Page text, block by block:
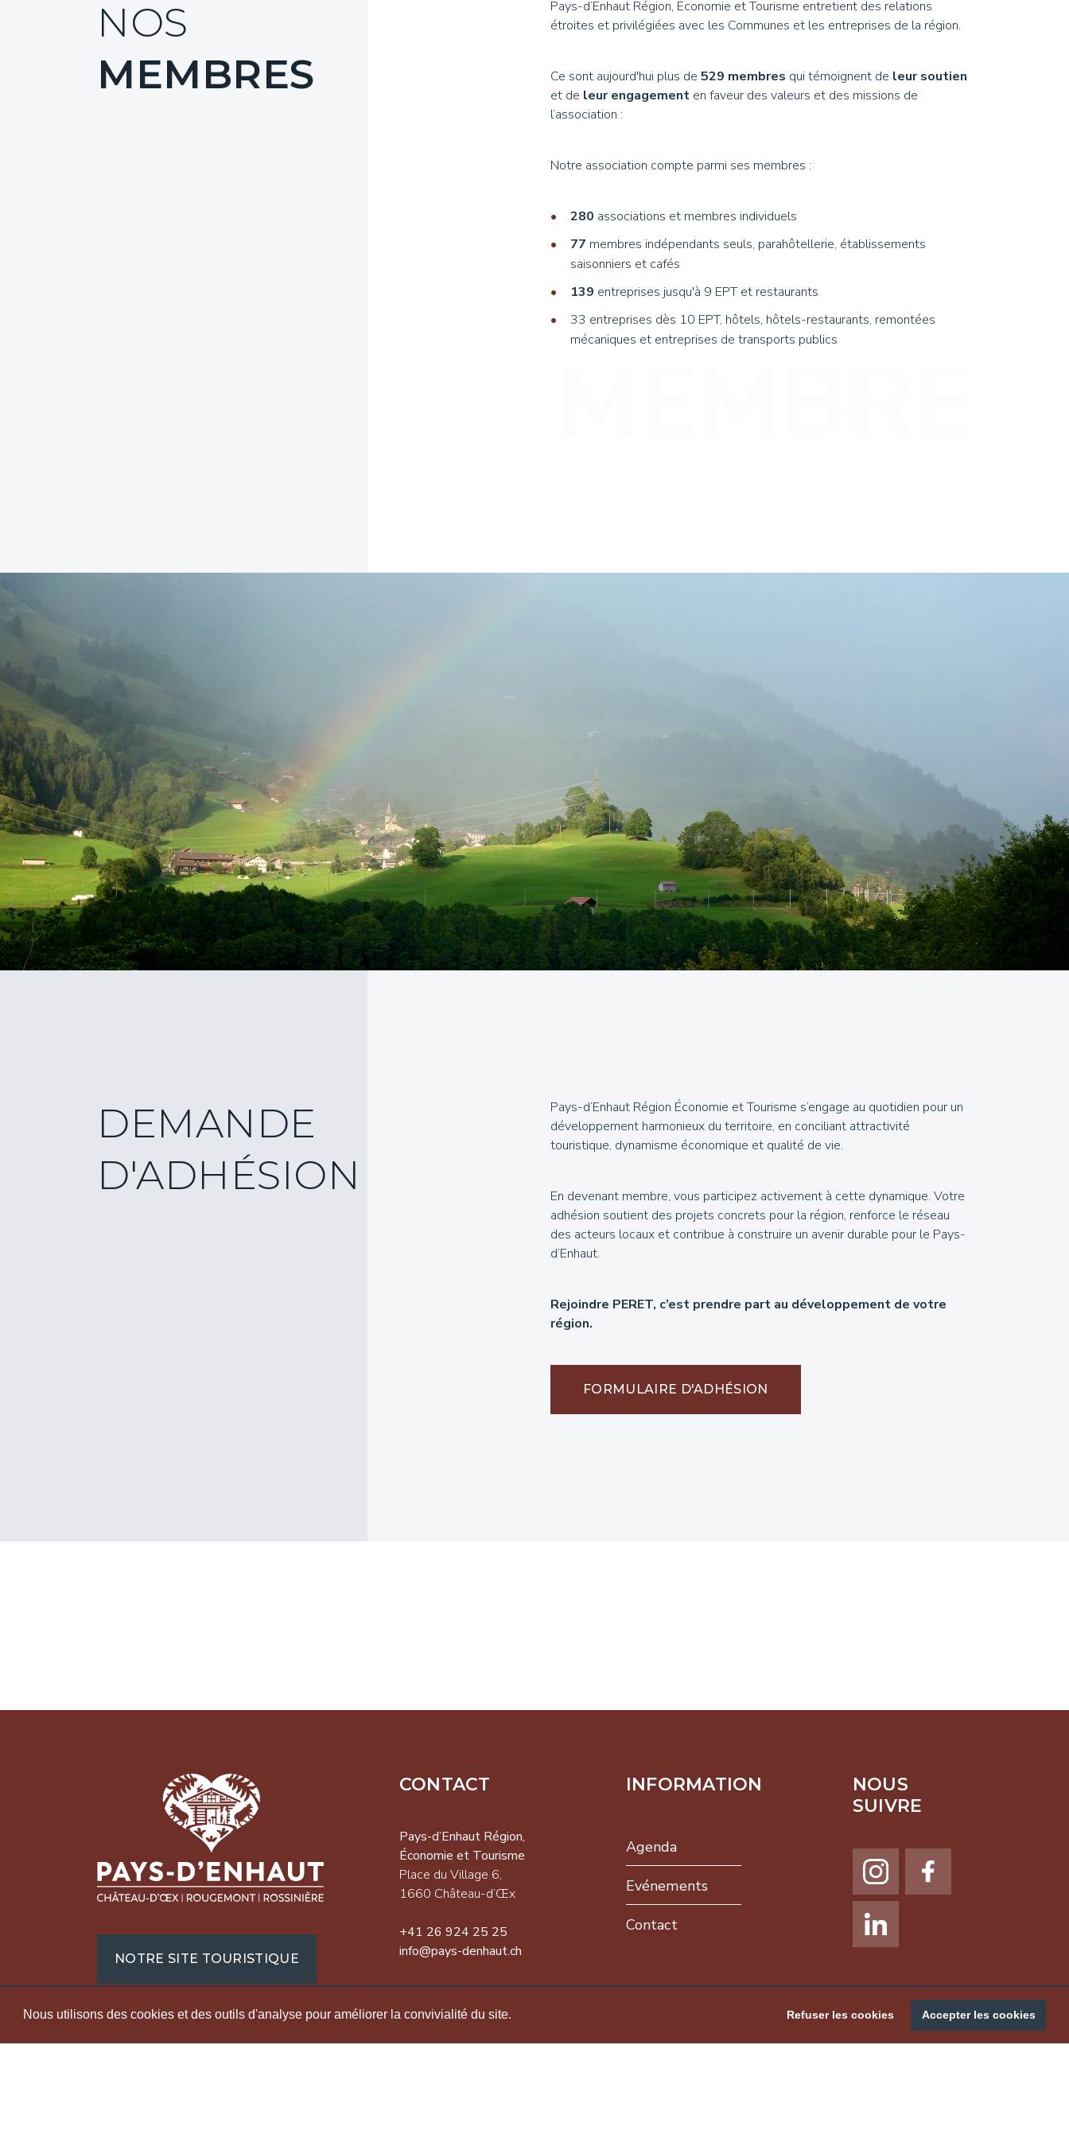
Nous utilisons des cookies et des outils d'analyse pour améliorer la convivialité du site. Refuser les cookies Accepter les cookies
Économie et
Place du Village 6,
+41 26 924 25 25
denhaut.ch
NEWSLETTER NOUS SUIVRE
NOS
MEMBRES
Pays-d’Enhaut Région, Économie et Tourisme entretient des relations
étroites et privilégiées avec les Communes et les entreprises de la région.
Ce sont aujourd'hui plus de 529 membres qui témoignent de leur soutien
et de leur engagement en faveur des valeurs et des missions de
l’association :
Notre association compte parmi ses membres :
280 associations et membres individuels
77 membres indépendants seuls, parahôtellerie, établissements
saisonniers et cafés
139 entreprises jusqu'à 9 EPT et restaurants
33 entreprises dès 10 EPT, hôtels, hôtels-restaurants, remontées
mécaniques et entreprises de transports publics
DEMANDE
D'ADHÉSION
Pays-d’Enhaut Région Économie et Tourisme s’engage au quotidien pour un
développement harmonieux du territoire, en conciliant attractivité
touristique, dynamisme économique et qualité de vie.
En devenant membre, vous participez activement à cette dynamique. Votre
adhésion soutient des projets concrets pour la région, renforce le réseau
des acteurs locaux et contribue à construire un avenir durable pour le Pays-
d’Enhaut.
Rejoindre PERET, c’est prendre part au développement de votre
région.
FORMULAIRE D'ADHÉSION
NOTRE SITE TOURISTIQUE
CONTACT
Pays-d’Enhaut Région,
Économie et Tourisme
Place du Village 6,
1660 Château-d’Œx
+41 26 924 25 25
info@pays-denhaut.ch
INFORMATION
Agenda
Evénements
Contact
NOUS
SUIVRE